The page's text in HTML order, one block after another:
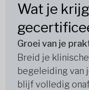
Wat je
Groei van je
Breid je
begeleiding van
blijf volledig